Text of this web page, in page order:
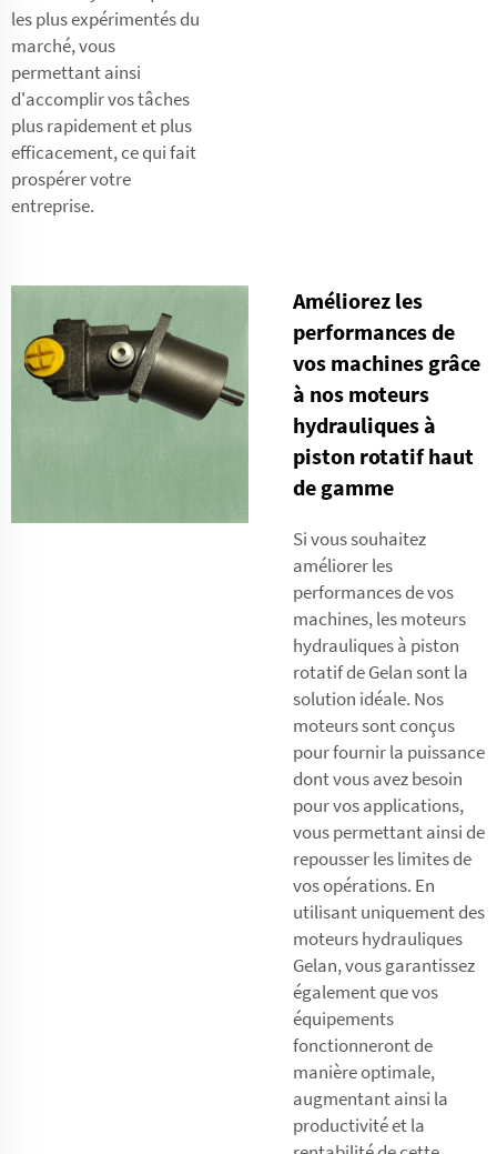
les plus expérimentés du
marché, vous
permettant ainsi
d'accomplir vos tâches
plus rapidement et plus
efficacement, ce qui fait
prospérer votre
entreprise.
Améliorez les
performances de
vos machines grâce
à nos moteurs
hydrauliques à
piston rotatif haut
de gamme
Si vous souhaitez
améliorer les
performances de vos
machines, les moteurs
hydrauliques à piston
rotatif de Gelan sont la
solution idéale. Nos
moteurs sont conçus
pour fournir la puissance
dont vous avez besoin
pour vos applications,
vous permettant ainsi de
repousser les limites de
vos opérations. En
utilisant uniquement des
moteurs hydrauliques
Gelan, vous garantissez
également que vos
équipements
fonctionneront de
manière optimale,
augmentant ainsi la
productivité et la